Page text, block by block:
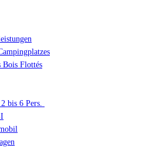
Bois Flottés
bis 6 Pers.